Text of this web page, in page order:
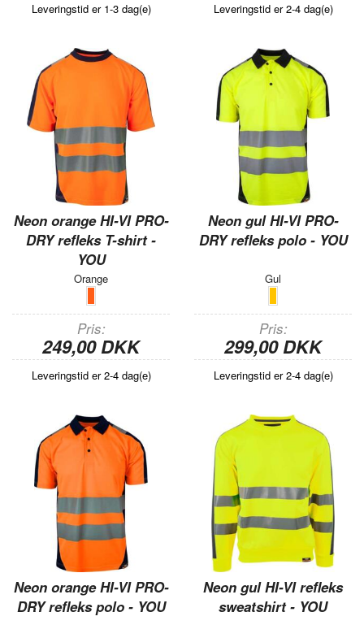
Leveringstid er 1-3 dag(e) Leveringstid er 2-4 dag(e)
Neon orange HI-VI PRO-
DRY refleks T-shirt -
YOU
Orange
Pris
249,00 DKK
Leveringstid er 2-4 dag(e)
Neon gul HI-VI PRO-
DRY refleks polo - YOU
Gul
Pris
299,00 DKK
Leveringstid er 2-4 dag(e)
Neon orange HI-VI PRO-
DRY refleks polo - YOU
Neon gul HI-VI refleks
sweatshirt - YOU